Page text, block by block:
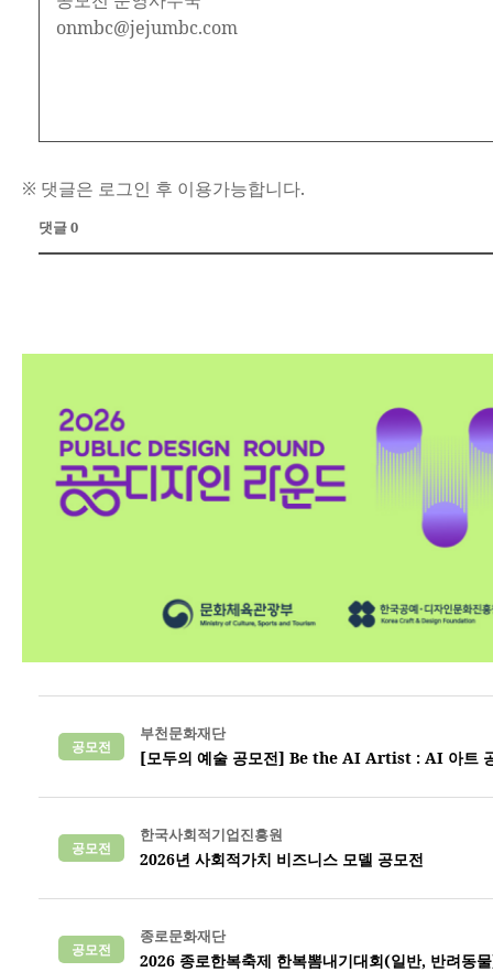
onmbc@jejumbc.com
※ 댓글은 로그인 후 이용가능합니다.
댓글 0
공모전
부천문화재단
[모두의 예술 공모전] Be the AI Artist : AI 아트
공모전
한국사회적기업진흥원
2026년 사회적가치 비즈니스 모델 공모전
공모전
종로문화재단
2026 종로한복축제 한복뽐내기대회(일반, 반려동